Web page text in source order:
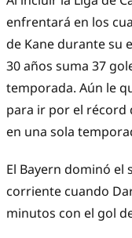
enfrentará en los
de Kane durante su
30 años suma 37
temporada. Aún le
para ir por el récord
en una sola
El Bayern dominó
corriente cuando
minutos con el gol